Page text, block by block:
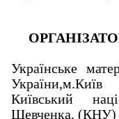
Українське
України,м.Київ
Київський
Шевченка, (КНУ)